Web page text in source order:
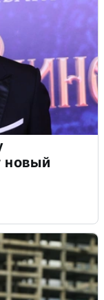
новый